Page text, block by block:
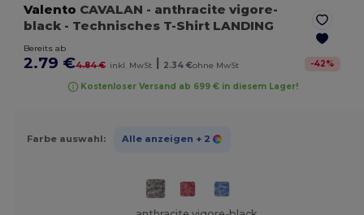
Valento CAVALAN - anthracite vigore-
black - Technisches T-Shirt LANDING
Bereits ab
2.79 €4.84 € inkl. MwSt | 2.34 €ohne MwSt -42%
Kostenloser Versand ab 699 € in diesem Lager!
Farbe auswahl: Alle anzeigen + 2